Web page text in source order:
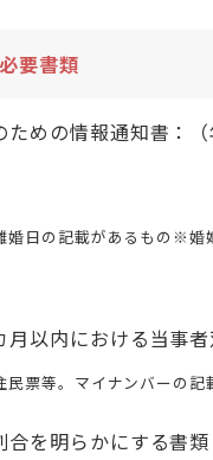
要書類
めの情報通知書：（
婚日の記載があるもの※
月以内における当事
民票等。マイナンバーの記
合を明らかにする書類